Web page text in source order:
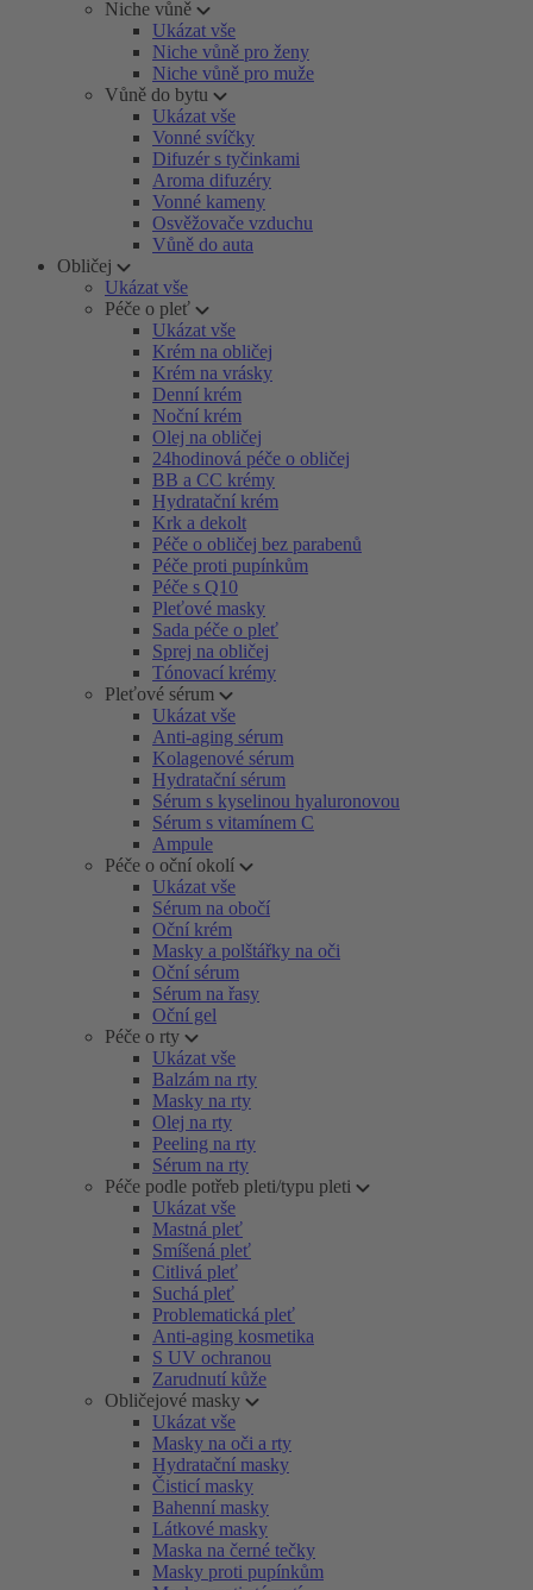
Niche vůně
Ukázat vše
Niche vůně pro ženy
Niche vůně pro muže
Vůně do bytu
Ukázat vše
Vonné svíčky
Difuzér s tyčinkami
Aroma difuzéry
Vonné kameny
Osvěžovače vzduchu
Vůně do auta
Obličej
Ukázat vše
Péče o pleť
Ukázat vše
Krém na obličej
Krém na vrásky
Denní krém
Noční krém
Olej na obličej
24hodinová péče o obličej
BB a CC krémy
Hydratační krém
Krk a dekolt
Péče o obličej bez parabenů
Péče proti pupínkům
Péče s Q10
Pleťové masky
Sada péče o pleť
Sprej na obličej
Tónovací krémy
Pleťové sérum
Ukázat vše
Anti-aging sérum
Kolagenové sérum
Hydratační sérum
Sérum s kyselinou hyaluronovou
Sérum s vitamínem C
Ampule
Péče o oční okolí
Ukázat vše
Sérum na obočí
Oční krém
Masky a polštářky na oči
Oční sérum
Sérum na řasy
Oční gel
Péče o rty
Ukázat vše
Balzám na rty
Masky na rty
Olej na rty
Peeling na rty
Sérum na rty
Péče podle potřeb pleti/typu pleti
Ukázat vše
Mastná pleť
Smíšená pleť
Citlivá pleť
Suchá pleť
Problematická pleť
Anti-aging kosmetika
S UV ochranou
Zarudnutí kůže
Obličejové masky
Ukázat vše
Masky na oči a rty
Hydratační masky
Čisticí masky
Bahenní masky
Látkové masky
Maska na černé tečky
Masky proti pupínkům